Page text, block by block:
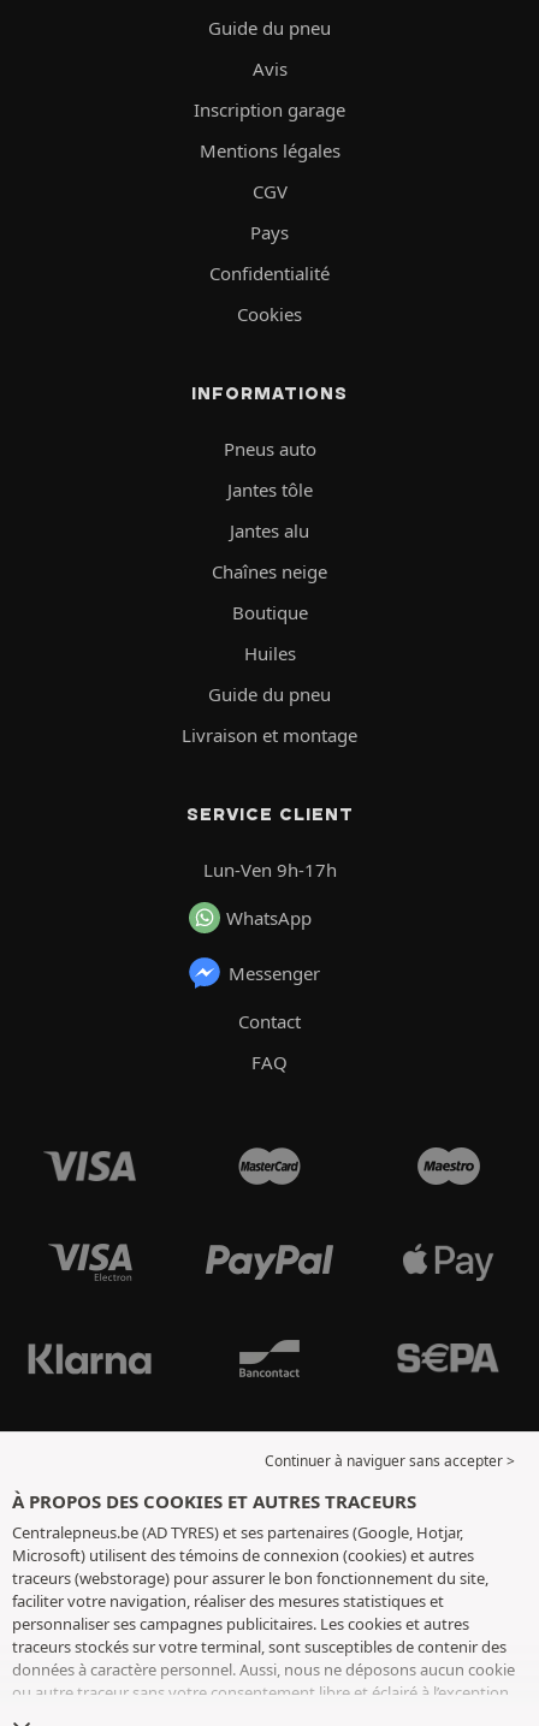
Guide du pneu
Avis
Inscription garage
Mentions légales
CGV
Pays
Confidentialité
Cookies
INFORMATIONS
Pneus auto
Jantes tôle
Jantes alu
Chaînes neige
Boutique
Huiles
Guide du pneu
Livraison et montage
SERVICE CLIENT
Lun-Ven 9h-17h
WhatsApp
Messenger
Contact
FAQ
Continuer à naviguer sans accepter >
À PROPOS DES COOKIES ET AUTRES TRACEURS
Centralepneus.be (AD TYRES) et ses partenaires (Google, Hotjar,
Microsoft) utilisent des témoins de connexion (cookies) et autres
traceurs (webstorage) pour assurer le bon fonctionnement du site,
faciliter votre navigation, réaliser des mesures statistiques et
personnaliser ses campagnes publicitaires. Les cookies et autres
traceurs stockés sur votre terminal, sont susceptibles de contenir des
données à caractère personnel. Aussi, nous ne déposons aucun cookie
ou autre traceur sans votre consentement libre et éclairé à l’exception